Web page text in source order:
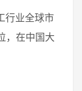
行业全球市
，在中国大